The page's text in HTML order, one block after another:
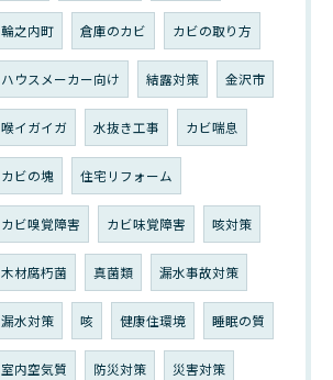
輪之内町 倉庫のカビ カビの取り方
ハウスメーカー向け 結露対策 金沢市
喉イガイガ 水抜き工事 カビ喘息
カビの塊 住宅リフォーム
カビ嗅覚障害 カビ味覚障害 咳対策
木材腐朽菌 真菌類 漏水事故対策
漏水対策 咳 健康住環境 睡眠の質
室内空気質 防災対策 災害対策